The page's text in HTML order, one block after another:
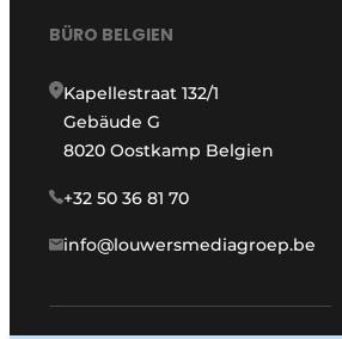
BÜRO BELGIEN
Kapellestraat 132/1
Gebäude G
8020 Oostkamp Belgien
+32 50 36 81 70
info@louwersmediagroep.be